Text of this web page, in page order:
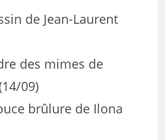
de Jean-Laurent
des mimes de
09)
brûlure de Ilona